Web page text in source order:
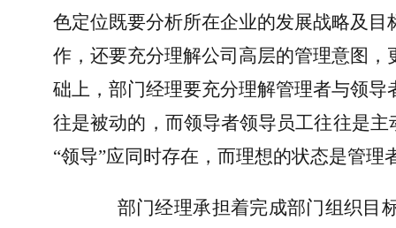
色定位既要分析所在企业的发展战略及
作，还要充分理解公司高层的管理意图
础上，部门经理要充分理解管理者与领
往是被动的，而领导者领导员工往往是
“领导”应同时存在，而理想的状态是管理
部门经理承担着完成部门组织目